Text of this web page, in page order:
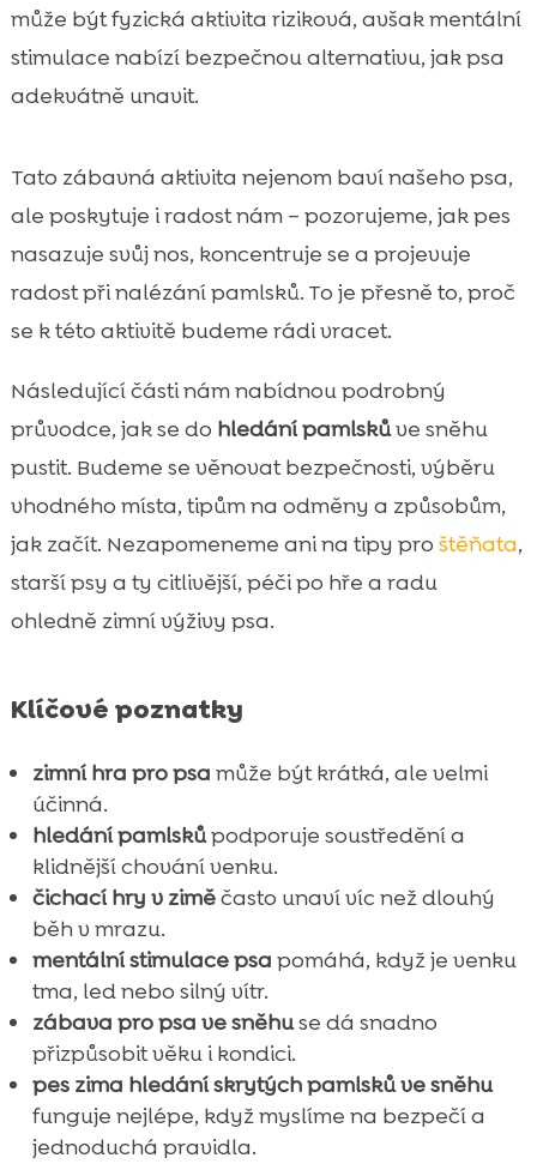
raději nepoužívat
Příprava před hrou: zahřátí, základní
pravidla a motivace
pamlsků ve sněhu
Čichací hry a variace: stopování, „hot–cold“
a hledání v kruhu
úpravy obtížnosti
Co dělat, když pes pamlsky ve sněhu nejí
Péče po hře: tlapky, srst a regenerace po
zimním dovádění
Výživa a odměny v zimě: jak podpořit
energii a citlivé zažívání
 CricksyDog tipy: krmivo a doplňky, které se
hodí k zimním čichacím hrám
 Jak hru zapojit do našeho denního režimu
FAQ
může být fyzická aktivita riziková, avšak mentální
stimulace nabízí bezpečnou alternativu, jak psa
adekvátně unavit.
Tato zábavná aktivita nejenom baví našeho psa,
ale poskytuje i radost nám – pozorujeme, jak pes
nasazuje svůj nos, koncentruje se a projevuje
radost při nalézání pamlsků. To je přesně to, proč
se k této aktivitě budeme rádi vracet.
Následující části nám nabídnou podrobný
průvodce, jak se do hledání pamlskůve sněhu
pustit. Budeme se věnovat bezpečnosti, výběru
vhodného místa, tipům na odměny a způsobům,
jak začít. Nezapomeneme ani na tipy pro štěňata,
starší psy a ty citlivější, péči po hře a radu
ohledně zimní výživy psa.
Klíčové poznatky
zimní hra pro psa může být krátká, ale velmi
účinná.
hledání pamlskůpodporuje soustředění a
klidnější chování venku.
čichací hry v ziměčasto unaví víc než dlouhý
běh v mrazu.
mentální stimulace psa pomáhá, když je venku
tma, led nebo silný vítr.
zábava pro psa ve sněhuse dá snadno
přizpůsobit věku i kondici.
pes zima hledání skrytých pamlsků ve sněhu
funguje nejlépe, když myslíme na bezpečí a
jednoduchá pravidla.